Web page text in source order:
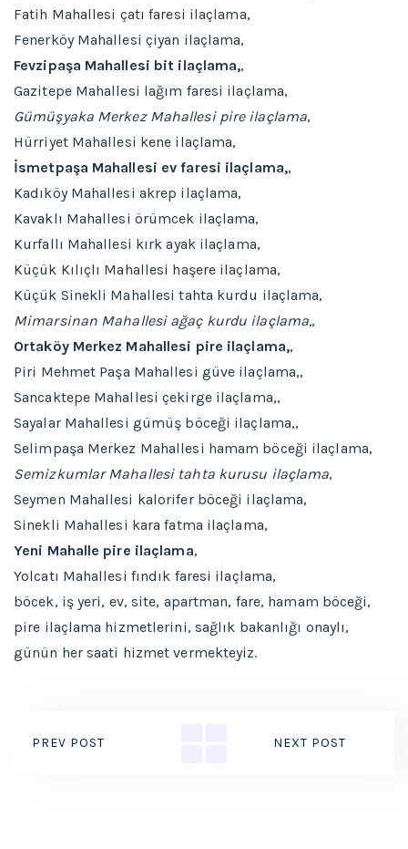
Fatih Mahallesi çatı faresi ilaçlama,
Fenerköy Mahallesi çiyan ilaçlama,
Fevzipaşa Mahallesi bit ilaçlama,,
Gazitepe Mahallesi lağım faresi ilaçlama,
Gümüşyaka Merkez Mahallesi pire ilaçlama,
Hürriyet Mahallesi kene ilaçlama,
İsmetpaşa Mahallesi ev faresi ilaçlama,,
Kadıköy Mahallesi akrep ilaçlama,
Kavaklı Mahallesi örümcek ilaçlama,
Kurfallı Mahallesi kırk ayak ilaçlama,
Küçük Kılıçlı Mahallesi haşere ilaçlama,
Küçük Sinekli Mahallesi tahta kurdu ilaçlama,
Mimarsinan Mahallesi ağaç kurdu ilaçlama,,
Ortaköy Merkez Mahallesi pire ilaçlama,,
Piri Mehmet Paşa Mahallesi güve ilaçlama,,
Sancaktepe Mahallesi çekirge ilaçlama,,
Sayalar Mahallesi gümüş böceği ilaçlama,,
Selimpaşa Merkez Mahallesi hamam böceği ilaçlama,
Semizkumlar Mahallesi tahta kurusu ilaçlama,
Seymen Mahallesi kalorifer böceği ilaçlama,
Sinekli Mahallesi kara fatma ilaçlama,
Yeni Mahalle pire ilaçlama,
Yolcatı Mahallesi fındık faresi ilaçlama,
böcek, iş yeri, ev, site, apartman, fare, hamam böceği,
pire ilaçlama hizmetlerini, sağlık bakanlığı onaylı,
günün her saati hizmet vermekteyiz.
PREV POST NEXT POST